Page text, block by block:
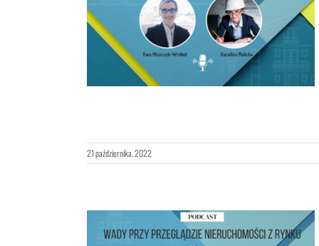
21 października, 2022